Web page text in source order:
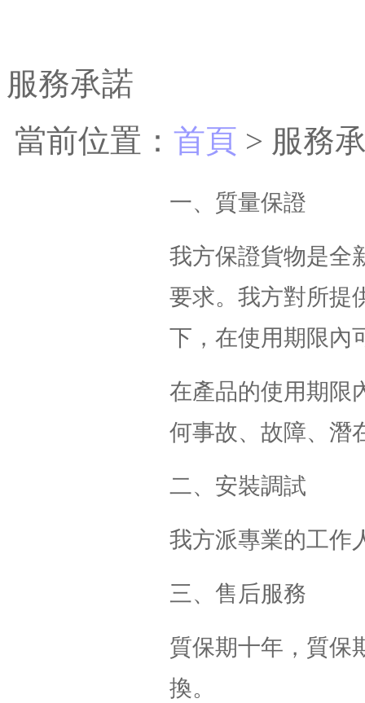
服務承諾
當前位置： 首頁 > 服務
一、質量保證
我方保證貨物是全
要求。我方對所提
下，在使用期限內
在產品的使用期限
何事故、故障、潛
二、安裝調試
我方派專業的工作
三、售后服務
質保期十年，質保
換。